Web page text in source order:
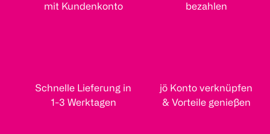
mit Kundenkonto
bezahlen
Schnelle Lieferung in
1-3 Werktagen
jö Konto verknüpfen
& Vorteile genießen